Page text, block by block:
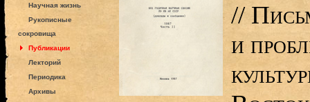
Научная жизнь
Рукописные
сокровища
Публикации
Лекторий
Периодика
Архивы
//
и